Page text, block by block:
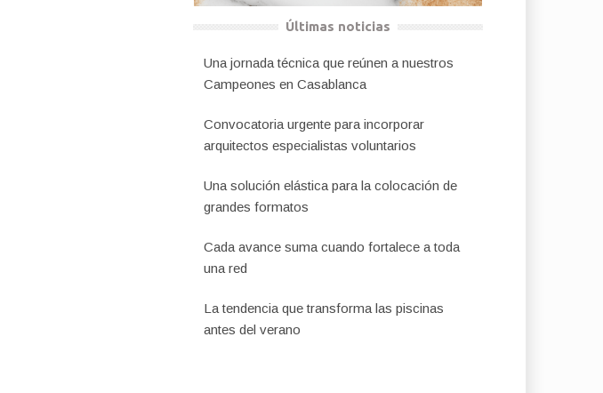
Últimas noticias
Una jornada técnica que reúnen a nuestros
Campeones en Casablanca
Convocatoria urgente para incorporar
arquitectos especialistas voluntarios
Una solución elástica para la colocación de
grandes formatos
Cada avance suma cuando fortalece a toda
una red
La tendencia que transforma las piscinas
antes del verano